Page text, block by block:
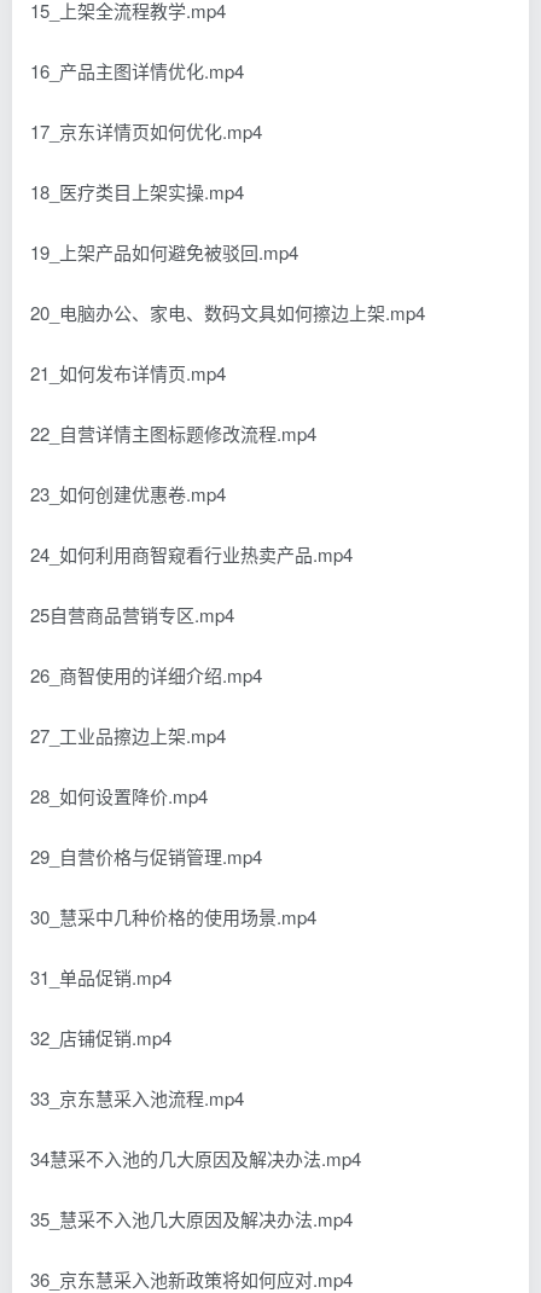
15_上架全流程教学.mp4
16_产品主图详情优化.mp4
17_京东详情页如何优化.mp4
18_医疗类目上架实操.mp4
19_上架产品如何避免被驳回.mp4
20_电脑办公、家电、数码文具如何擦边上架.mp4
21_如何发布详情页.mp4
22_自营详情主图标题修改流程.mp4
23_如何创建优惠卷.mp4
24_如何利用商智窥看行业热卖产品.mp4
25自营商品营销专区.mp4
26_商智使用的详细介绍.mp4
27_工业品擦边上架.mp4
28_如何设置降价.mp4
29_自营价格与促销管理.mp4
30_慧采中几种价格的使用场景.mp4
31_单品促销.mp4
32_店铺促销.mp4
33_京东慧采入池流程.mp4
34慧采不入池的几大原因及解决办法.mp4
35_慧采不入池几大原因及解决办法.mp4
36_京东慧采入池新政策将如何应对.mp4